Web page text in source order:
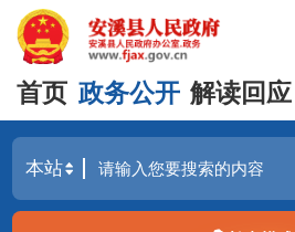
首页 政务公开 解读回应